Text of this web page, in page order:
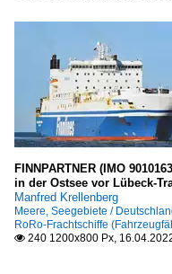
FINNPARTNER (IMO
in der Ostsee vor Lübeck-
Manfred Krellenberg
Meere, Seegebiete /
RoRo-Frachtschiffe
 240 1200x800 Px,